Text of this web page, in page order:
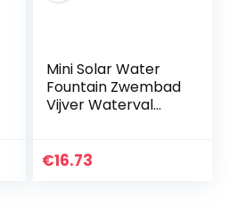
Mini Solar Water
Fountain Zwembad
Vijver Waterval
Buiten Vogelbad
€16.73